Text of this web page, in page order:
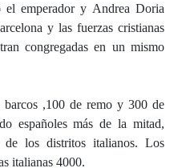
emperador y Andrea Doria
y las fuerzas cristianas
congregadas en un mismo
barcos ,100 de remo y 300 de
españoles más de la mitad,
los distritos italianos. Los
italianas 4000.